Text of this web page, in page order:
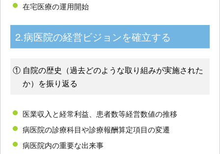
在宅医療の運用開始
2.病医院の経営ビジョンを確立する
① 自院の歴史（過去どのような取り組みが実施された
か）を振り返る
医業収入と経常利益、患者数等経営数値の推移
病医院の診療科目や診療報酬算定項目の変遷
病医院内の重要な出来事